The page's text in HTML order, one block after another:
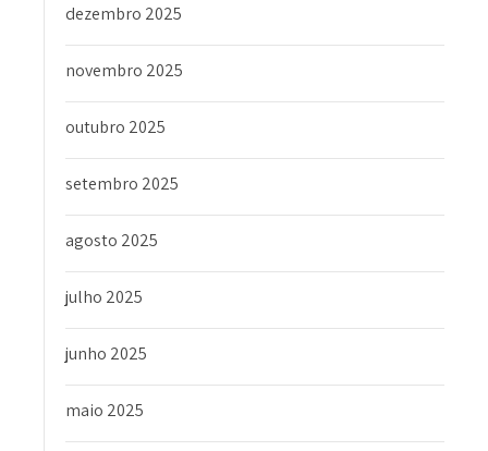
dezembro 2025
novembro 2025
outubro 2025
setembro 2025
agosto 2025
julho 2025
junho 2025
maio 2025